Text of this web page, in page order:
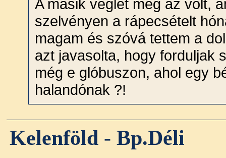
A másik véglet meg az volt,
szelvényen a rápecsételt
magam és szóvá tettem a
azt javasolta, hogy forduljak
még e glóbuszon, ahol egy
halandónak ?!
Kelenföld - Bp.Déli